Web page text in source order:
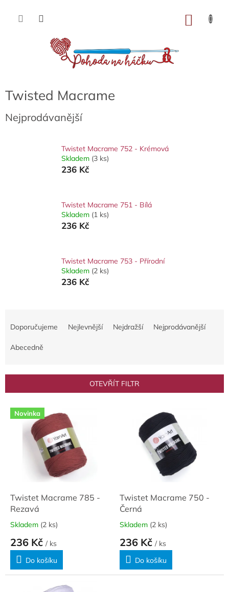
obsah
Twisted Macrame
Nejprodávanější
Twistet Macrame 752 - Krémová
Skladem (3 ks)
236 Kč
Twistet Macrame 751 - Bílá
Skladem (1 ks)
236 Kč
Twistet Macrame 753 - Přírodní
Skladem (2 ks)
236 Kč
r
d
Doporučujeme Nejlevnější Nejdražší Nejprodávanější
Abecedně
OTEVŘÍT FILTR
V
d
Novinka
Twistet Macrame 785 -
Rezavá
Skladem (2 ks)
236 Kč / ks
Do košíku
Twistet Macrame 750 -
Černá
Skladem (2 ks)
236 Kč / ks
Do košíku